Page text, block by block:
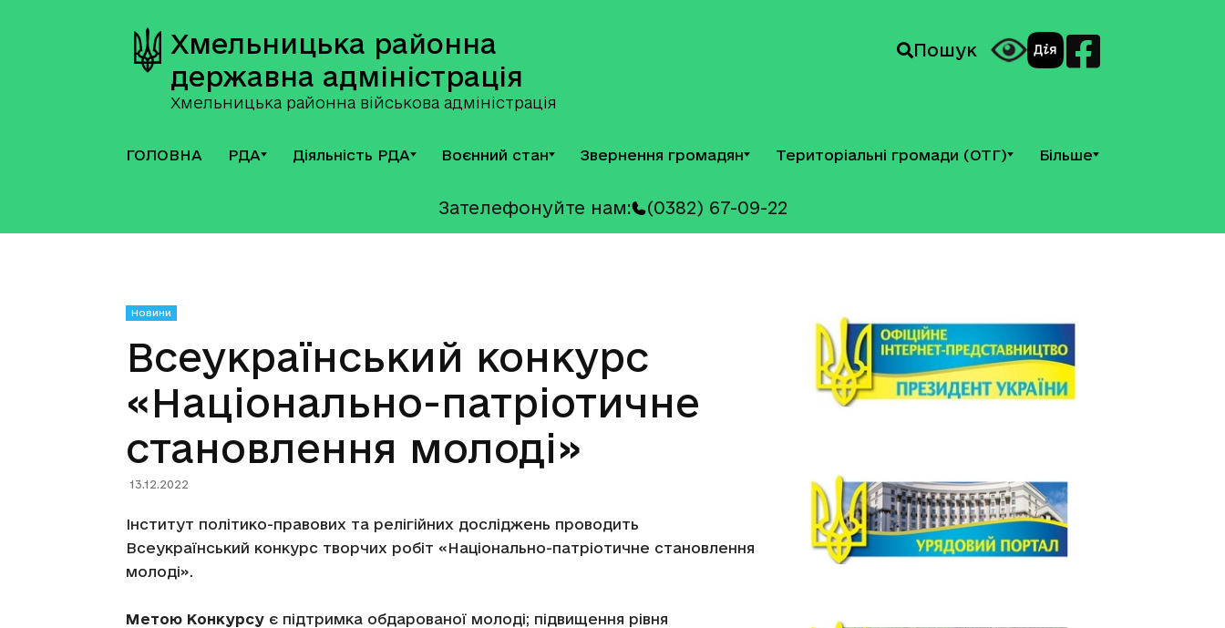
Хмельницька районна
державна адміністрація
Хмельницька районна військова адміністрація
Пошук
ГОЛОВНА РДА Діяльність РДА Воєнний стан Звернення громадян Територіальні громади (ОТГ) Більше
Зателефонуйте нам: (0382) 67-09-22
Новини
Всеукраїнський конкурс
«Національно-патріотичне
становлення молоді»
13.12.2022
Інститут політико-правових та релігійних досліджень проводить
Всеукраїнський конкурс творчих робіт «Національно-патріотичне становлення
молоді».
Метою Конкурсу є підтримка обдарованої молоді; підвищення рівня